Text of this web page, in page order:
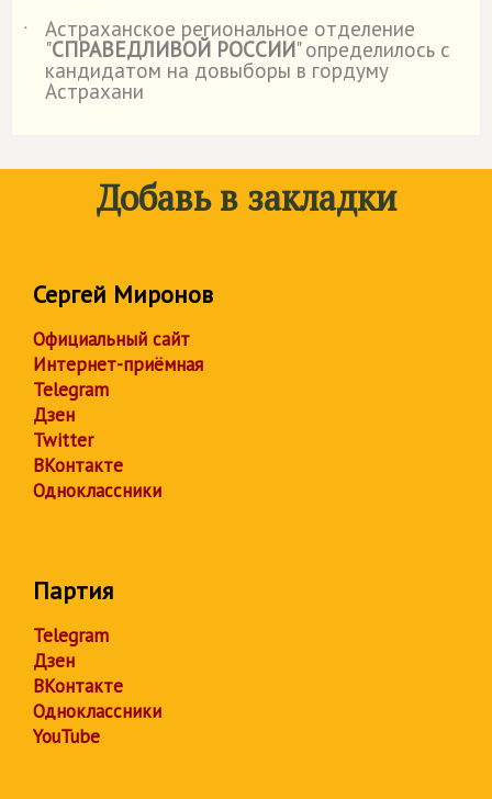
˙
Астраханское региональное отделение
"СПРАВЕДЛИВОЙ РОССИИ" определилось с
кандидатом на довыборы в гордуму
Астрахани
Добавь в закладки
Сергей Миронов
Официальный сайт
Интернет-приёмная
Telegram
Дзен
Twitter
ВКонтакте
Одноклассники
Партия
Telegram
Дзен
ВКонтакте
Одноклассники
YouTube